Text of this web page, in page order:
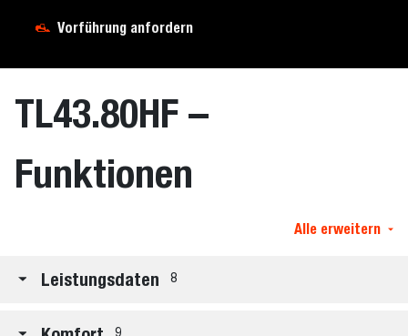
Vorführung anfordern
TL43.80HF –
Funktionen
Alle erweitern
Leistungsdaten 8